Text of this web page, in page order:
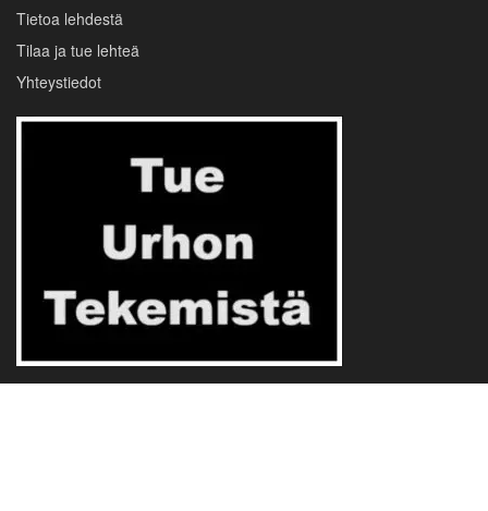
Tietoa lehdestä
Tilaa ja tue lehteä
Yhteystiedot